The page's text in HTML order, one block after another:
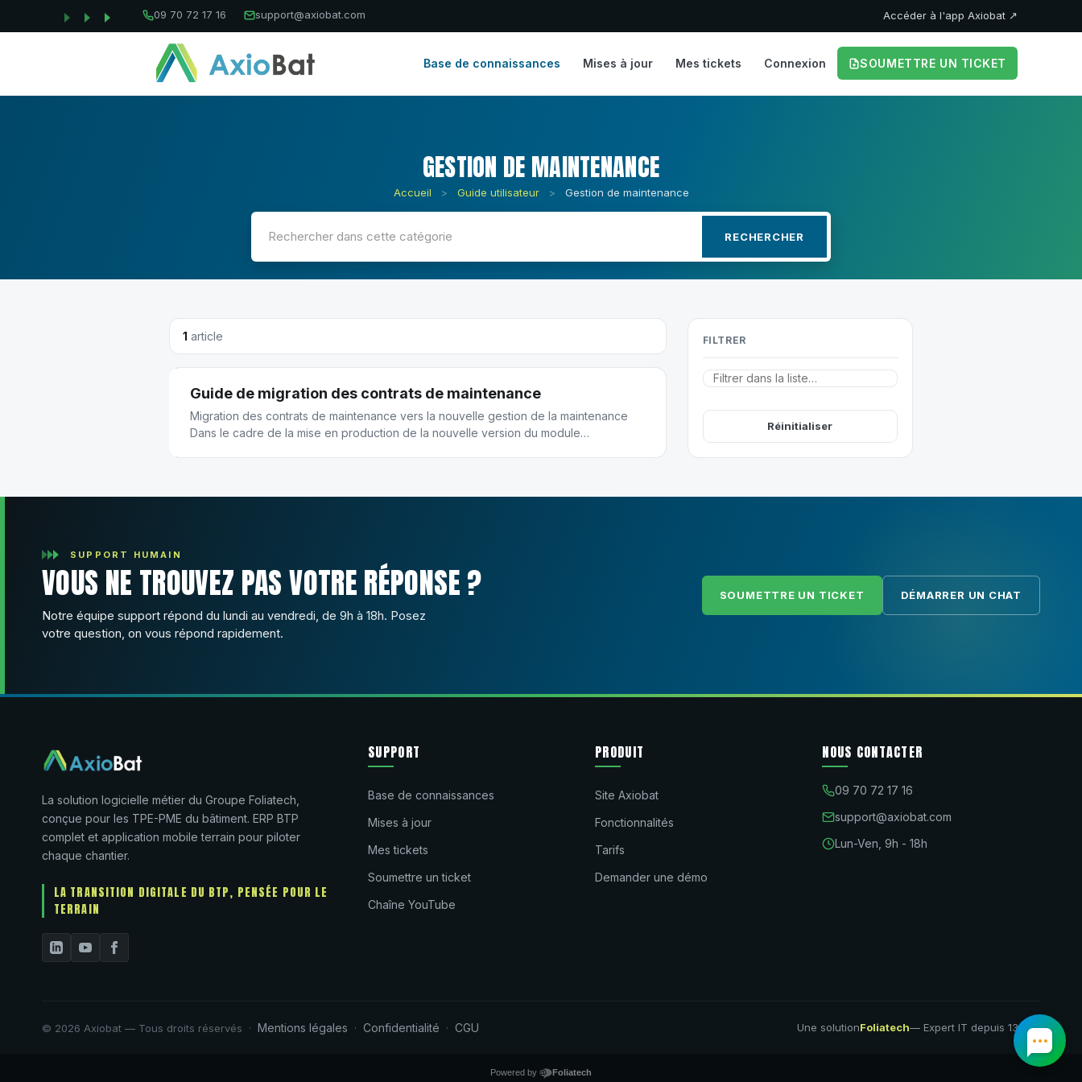
09 70 72 17 16 support@axiobat.com Accéder à l'app Axiobat ↗
Base de connaissances Mises à jour Mes tickets Connexion SOUMETTRE UN TICKET
GESTION DE MAINTENANCE
Accueil > Guide utilisateur > Gestion de maintenance
1 article
Guide de migration des contrats de maintenance
Migration des contrats de maintenance vers la nouvelle gestion de la maintenance
Dans le cadre de la mise en production de la nouvelle version du module
contrat de maintenance existant en un contrat compatible avec le nouveau module
FILTRER
Réinitialiser
SUPPORT HUMAIN
VOUS NE TROUVEZ PAS VOTRE RÉPONSE ?
Notre équipe support répond du lundi au vendredi, de 9h à 18h. Posez
votre question, on vous répond rapidement.
SOUMETTRE UN TICKET DÉMARRER UN CHAT
La solution logicielle métier du Groupe Foliatech,
conçue pour les TPE-PME du bâtiment. ERP BTP
complet et application mobile terrain pour piloter
chaque chantier.
LA TRANSITION DIGITALE DU BTP, PENSÉE POUR LE
TERRAIN
SUPPORT
Base de connaissances
Mises à jour
Mes tickets
Soumettre un ticket
Chaîne YouTube
PRODUIT
Site Axiobat
Fonctionnalités
Tarifs
Demander une démo
NOUS CONTACTER
09 70 72 17 16
support@axiobat.com
Lun-Ven, 9h - 18h
© 2026 Axiobat — Tous droits réservés · Mentions légales · Confidentialité · CGU Une solutionFoliatech— Expert IT depuis 13 ans
Powered by Foliatech